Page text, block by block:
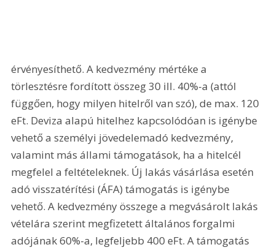
érvényesíthető. A kedvezmény mértéke a
törlesztésre fordított összeg 30 ill. 40%-a (attól
függően, hogy milyen hitelről van szó), de max. 120
eFt. Deviza alapú hitelhez kapcsolódóan is igénybe
vehető a személyi jövedelemadó kedvezmény,
valamint más állami támogatások, ha a hitelcél
megfelel a feltételeknek. Új lakás vásárlása esetén
adó visszatérítési (ÁFA) támogatás is igénybe
vehető. A kedvezmény összege a megvásárolt lakás
vételára szerint megfizetett általános forgalmi
adójának 60%-a, legfeljebb 400 eFt. A támogatás